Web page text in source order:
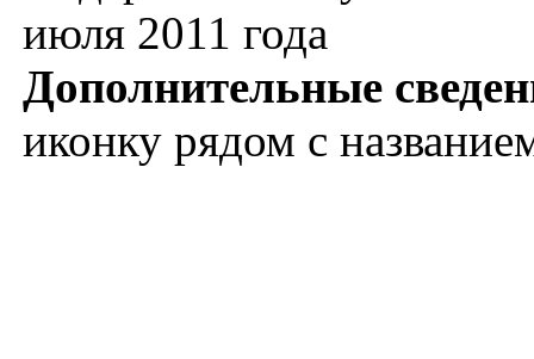
июля 2011 года
Дополнительные
иконку рядом с